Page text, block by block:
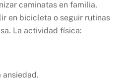
caminatas en familia,
en bicicleta o seguir rutinas
La actividad física:
ansiedad.